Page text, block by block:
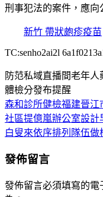
刑事犯法的案件，應向
新竹 帶狀皰疹疫苗
TC:senho2ai2l
防范私域直播間老年
體檢分發布提醒
文
章
導
森和診所健檢福建晉
社區提億嵐辦公室設計
白叟來依序排列隊伍做
發佈留言
發佈留言必須填寫的電